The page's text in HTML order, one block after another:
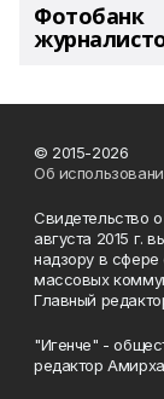
Фотобанк
© 2015-2026
Об
Свидетельство
августа 2015 г.
надзору в сфере
массовых
Главный
"Игенче" -
редактор